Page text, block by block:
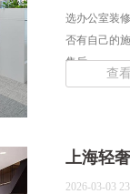
选办公室装
否有自己的
售后... ...
查
上海轻
2026-03-03